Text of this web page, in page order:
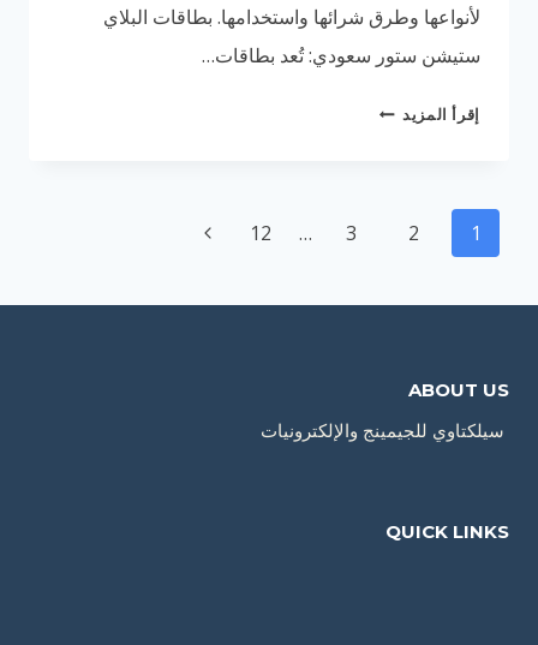
لأنواعها وطرق شرائها واستخدامها. بطاقات البلاي
ستيشن ستور سعودي: تُعد بطاقات…
إقرأ المزيد
ستيشن؟
تنقل
الصفحة
1
2
3
…
12
الصفحة
ABOUT US
سيلكتاوي للجيمينج والإلكترونيات
QUICK LINKS